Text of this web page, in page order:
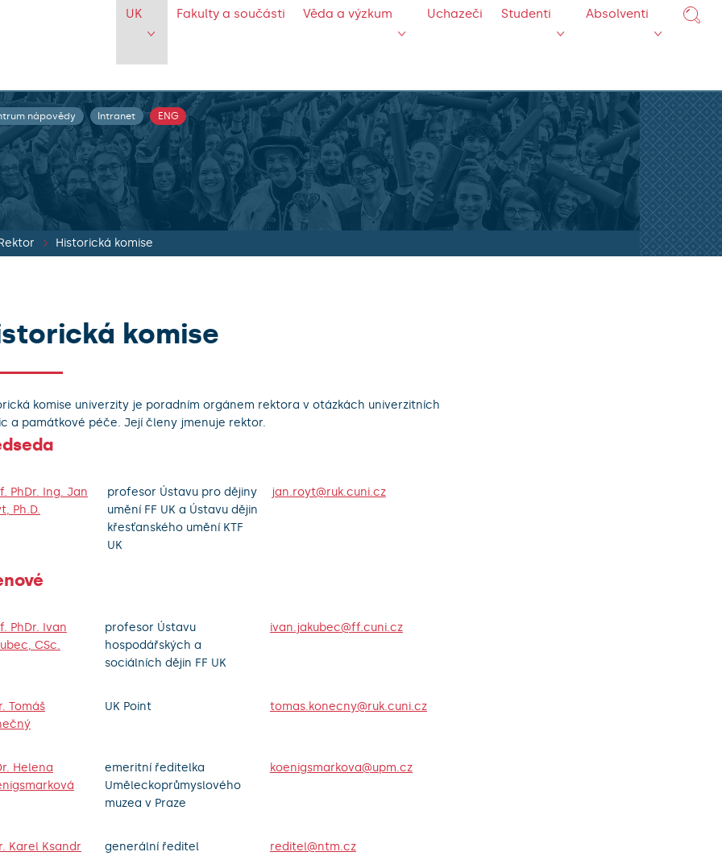
UK Fakulty a součásti Věda a výzkum Uchazeči Studenti Absolventi
nápovědy Intranet ENG
Historická komise
komise
komise univerzity je poradním orgánem rektora v otázkách univerzitních
a památkové péče. Její členy jmenuje rektor.
PhDr. Ing. Jan
Ph.D.
profesor Ústavu pro dějiny
umění FF UK a Ústavu dějin
křesťanského umění KTF
UK
jan.royt@ruk.cuni.cz
PhDr. Ivan
CSc.
profesor Ústavu
hospodářských a
sociálních dějin FF UK
ivan.jakubec@ff.cuni.cz
Tomáš
UK Point tomas.konecny@ruk.cuni.cz
Helena
emeritní ředitelka
Uměleckoprůmyslového
muzea v Praze
koenigsmarkova@upm.cz
Karel Ksandr
generální ředitel
reditel@ntm.cz